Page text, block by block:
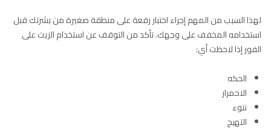
لهذا السبب من المهم إجراء اختبار رقعة على منطقة صغيرة من بشرتك قبل
استخدامه المخفف على وجهك. تأكد من التوقف عن استخدام الزيت على
الفور إذا لاحظت أي:
الحكه
الاحمرار
نتوء
التهيج